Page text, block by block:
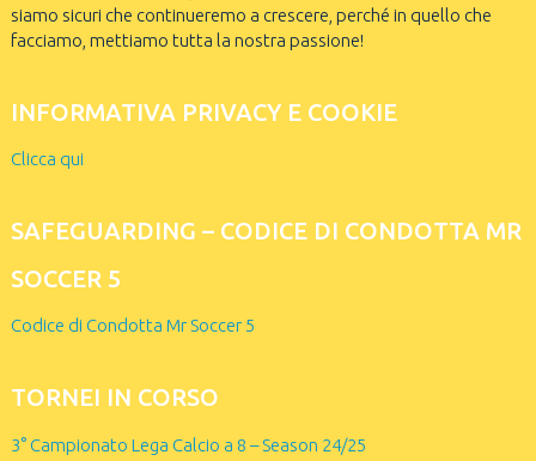
siamo sicuri che continueremo a crescere, perché in quello che
facciamo, mettiamo tutta la nostra passione!
INFORMATIVA PRIVACY E COOKIE
Clicca qui
SAFEGUARDING – CODICE DI CONDOTTA MR
SOCCER 5
Codice di Condotta Mr Soccer 5
TORNEI IN CORSO
3° Campionato Lega Calcio a 8 – Season 24/25